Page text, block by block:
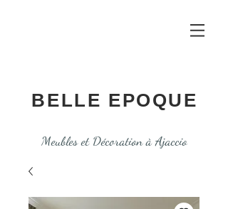
BELLE EPOQUE
Meubles et Décoration à Ajaccio